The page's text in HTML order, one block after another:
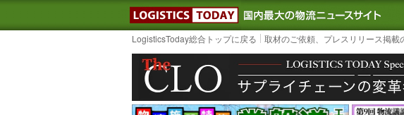
LOGISTICS TODAY｜国内最大
LogisticsToday総合トップに戻る 取材のご依頼、プレスリリース掲載